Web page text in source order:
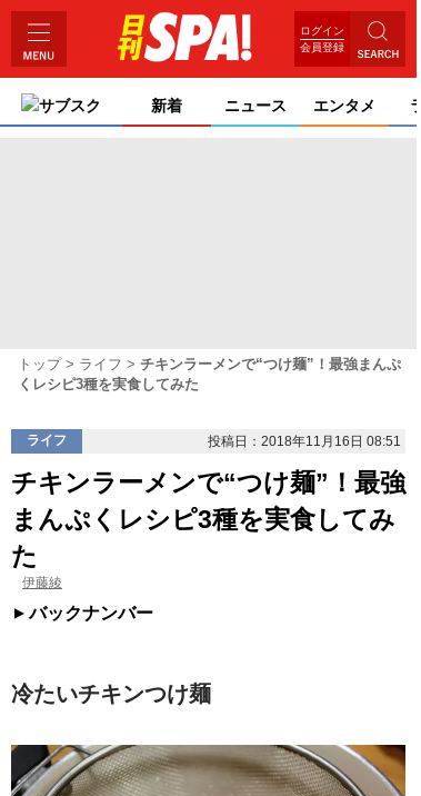
ログイン
会員登録
サブスク 新着 ニュース エンタメ
トップ ライフ
チキンラーメンで“つけ麺”！最強まんぷ
くレシピ3種を実食してみた
ライフ 投稿日：2018年11月16日 08:51
チキンラーメンで“つけ麺”！最強
まんぷくレシピ3種を実食してみ
た
伊藤綾
バックナンバー
冷たいチキンつけ麺